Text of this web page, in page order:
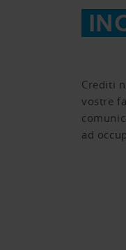
Crediti
vostre
ad